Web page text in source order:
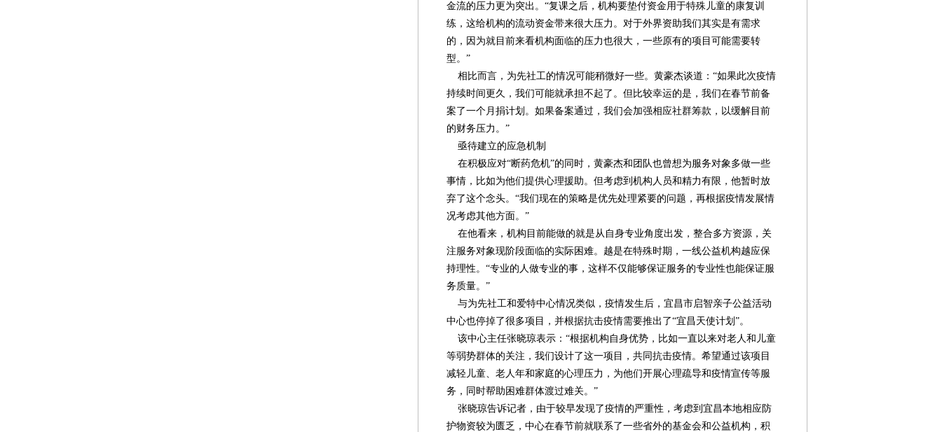
金流的压力更为突出。“复课之后，机构要垫付资金用于特殊儿童的康复训
练，这给机构的流动资金带来很大压力。对于外界资助我们其实是有需求
的，因为就目前来看机构面临的压力也很大，一些原有的项目可能需要转
型。”
相比而言，为先社工的情况可能稍微好一些。黄豪杰谈道：“如果此次疫情
持续时间更久，我们可能就承担不起了。但比较幸运的是，我们在春节前备
案了一个月捐计划。如果备案通过，我们会加强相应社群筹款，以缓解目前
的财务压力。”
亟待建立的应急机制
在积极应对“断药危机”的同时，黄豪杰和团队也曾想为服务对象多做一些
事情，比如为他们提供心理援助。但考虑到机构人员和精力有限，他暂时放
弃了这个念头。“我们现在的策略是优先处理紧要的问题，再根据疫情发展情
况考虑其他方面。”
在他看来，机构目前能做的就是从自身专业角度出发，整合多方资源，关
注服务对象现阶段面临的实际困难。越是在特殊时期，一线公益机构越应保
持理性。“专业的人做专业的事，这样不仅能够保证服务的专业性也能保证服
务质量。”
与为先社工和爱特中心情况类似，疫情发生后，宜昌市启智亲子公益活动
中心也停掉了很多项目，并根据抗击疫情需要推出了“宜昌天使计划”。
该中心主任张晓琼表示：“根据机构自身优势，比如一直以来对老人和儿童
等弱势群体的关注，我们设计了这一项目，共同抗击疫情。希望通过该项目
减轻儿童、老人年和家庭的心理压力，为他们开展心理疏导和疫情宣传等服
务，同时帮助困难群体渡过难关。”
张晓琼告诉记者，由于较早发现了疫情的严重性，考虑到宜昌本地相应防
护物资较为匮乏，中心在春节前就联系了一些省外的基金会和公益机构，积